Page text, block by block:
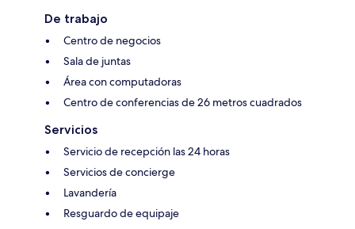
De trabajo
Centro de negocios
Sala de juntas
Área con computadoras
Centro de conferencias de 26 metros cuadrados
Servicios
Servicio de recepción las 24 horas
Servicios de concierge
Lavandería
Resguardo de equipaje